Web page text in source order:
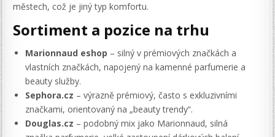
městech, což je jiný typ komfortu.
Sortiment a pozice na trhu
Marionnaud eshop – silný v prémiových značkách a
vlastních značkách, napojený na kamenné parfumerie a
beauty služby.
Sephora.cz – výrazně prémiový, často s exkluzivními
značkami, orientovaný na „beauty trendy“.
Douglas.cz – podobný mix jako Marionnaud, silná